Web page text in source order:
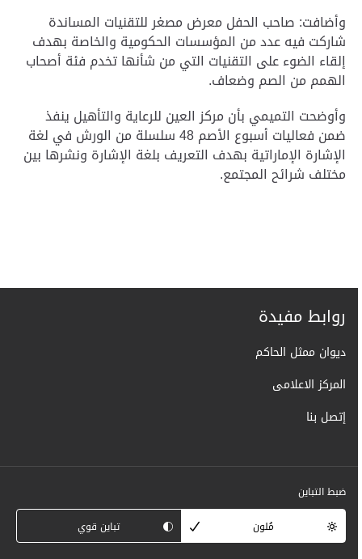
وأضافت: صاحب الحفل معرض مصغر للتقنيات المساندة
شاركت فيه عدد من المؤسسات الحكومية والخاصة بهدف
إلقاء الضوء على التقنيات التي من شأنها تخدم فئة أصحاب
الهمم من الصم وضعاف.
وأوضحت التميمي بأن مركز العين للرعاية والتأهيل ينفذ
ضمن فعاليات أسبوع الأصم 48 سلسلة من الورش في لغة
الإشارة الإماراتية بهدف التعريف بلغة الإشارة ونشرها بين
مختلف شرائح المجتمع.
روابط مفيدة
ديوان ممثل الحاكم
المركز الاعلامى
إتصل بنا
ضبط التباين
مُلون
تباين قوي